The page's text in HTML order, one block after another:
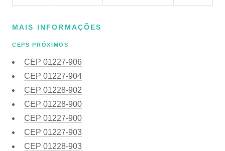
MAIS INFORMAÇÕES
CEPS PRÓXIMOS
CEP 01227-906
CEP 01227-904
CEP 01228-902
CEP 01228-900
CEP 01227-900
CEP 01227-903
CEP 01228-903